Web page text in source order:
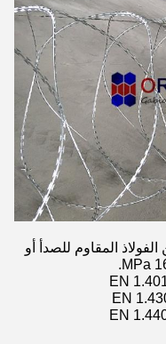
المصنوعة من الفولاذ المقاوم للصدأ أو